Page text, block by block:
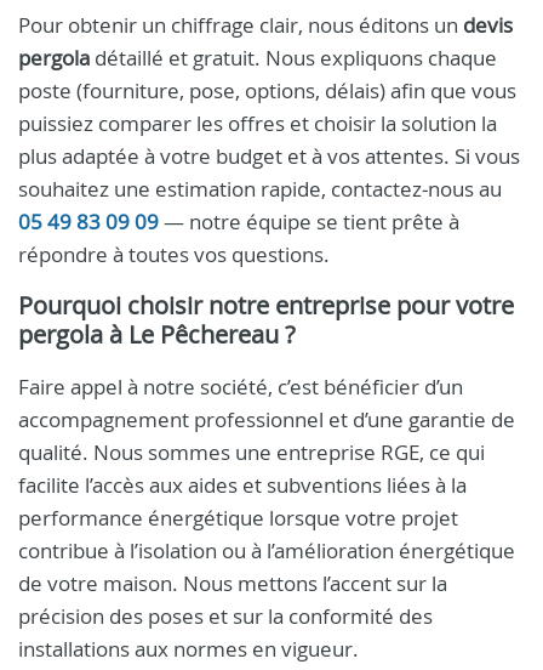
Pour obtenir un chiffrage clair, nous éditons un devis
pergola détaillé et gratuit. Nous expliquons chaque
poste (fourniture, pose, options, délais) afin que vous
puissiez comparer les offres et choisir la solution la
plus adaptée à votre budget et à vos attentes. Si vous
souhaitez une estimation rapide, contactez‑nous au
05 49 83 09 09— notre équipe se tient prête à
répondre à toutes vos questions.
Pourquoi choisir notre entreprise pour votre
pergola à Le Pêchereau ?
Faire appel à notre société, c’est bénéficier d’un
accompagnement professionnel et d’une garantie de
qualité. Nous sommes une entreprise RGE, ce qui
facilite l’accès aux aides et subventions liées à la
performance énergétique lorsque votre projet
contribue à l’isolation ou à l’amélioration énergétique
de votre maison. Nous mettons l’accent sur la
précision des poses et sur la conformité des
installations aux normes en vigueur.